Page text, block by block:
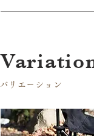
​バリエーション